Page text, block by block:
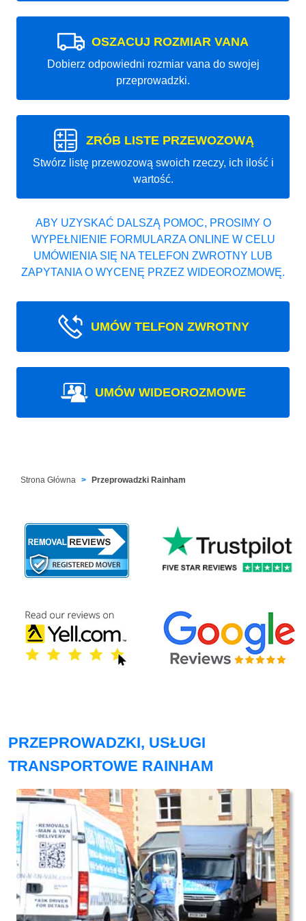
OSZACUJ ROZMIAR VANA
Dobierz odpowiedni rozmiar vana do swojej
przeprowadzki.
ZRÓB LISTE PRZEWOZOWĄ
Stwórz listę przewozową swoich rzeczy, ich ilość i
wartość.
ABY UZYSKAĆ DALSZĄ POMOC, PROSIMY O
WYPEŁNIENIE FORMULARZA ONLINE W CELU
UMÓWIENIA SIĘ NA TELEFON ZWROTNY LUB
ZAPYTANIA O WYCENĘ PRZEZ WIDEOROZMOWĘ.
UMÓW TELFON ZWROTNY
UMÓW WIDEOROZMOWE
Strona Główna Przeprowadzki Rainham
PRZEPROWADZKI, USŁUGI
TRANSPORTOWE RAINHAM